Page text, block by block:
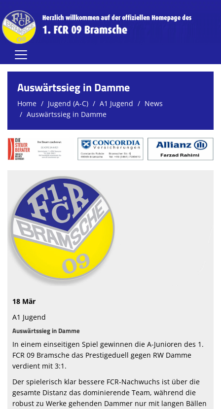
Home
Herren
Damen
Jugend (A-C)
Jugend (D-G)
Vereinsnews
Verein
FCR-Clubhaus
Sponsoren
Vorstand & Mitarbeiter
Stadionzeitung
Spielstätten
Trainingszeiten
Auswärtssieg in Damme
Home Jugend (A-C) A1 Jugend
News
Auswärtssieg in Damme
18 Mär
A1 Jugend
Auswärtssieg in Damme
In einem einseitigen Spiel gewinnen die A-Junioren des 1.
FCR 09 Bramsche das Prestigeduell gegen RW Damme
verdient mit 3:1.
Der spielerisch klar bessere FCR-Nachwuchs ist über die
gesamte Distanz das dominierende Team, während die
robust zu Werke gehenden Dammer nur mit langen Bällen